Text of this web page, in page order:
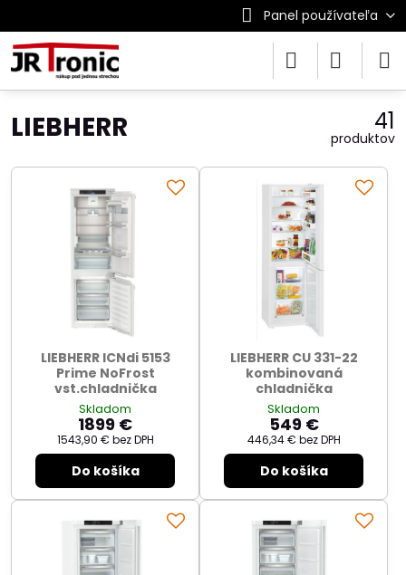
Panel používateľa
LIEBHERR 41
produktov
LIEBHERR ICNdi 5153
Prime NoFrost
vst.chladnička
Skladom
1899 €
1543,90 € bez DPH
Do košíka
LIEBHERR CU 331-22
kombinovaná
chladnička
Skladom
549 €
446,34 € bez DPH
Do košíka